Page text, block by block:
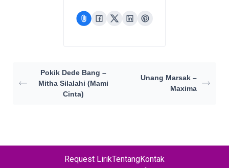
Pokik Dede Bang –
Mitha Silalahi (Mami
Cinta)
Unang Marsak –
Maxima
Request LirikTentangKontak